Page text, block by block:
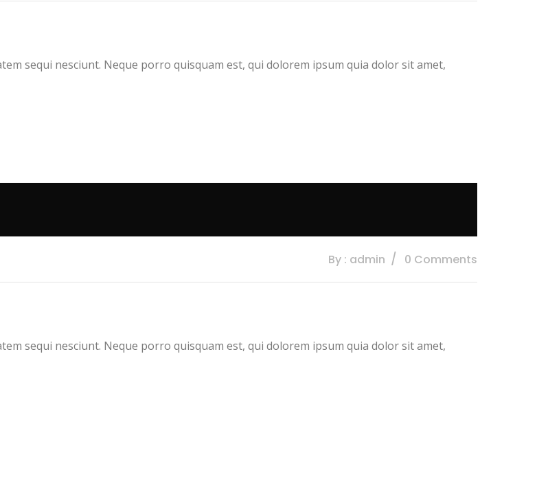
sequi nesciunt. Neque porro quisquam est, qui dolorem ipsum quia dolor sit amet,
By : admin 0 Comments
sequi nesciunt. Neque porro quisquam est, qui dolorem ipsum quia dolor sit amet,